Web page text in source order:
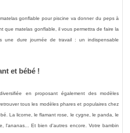
matelas gonflable pour piscine va donner du peps à
quematelas gonflable , il vous permettra de faire la
une dure journée de travail : un indispensable
et bébé !
en proposant également des modèles
tous les modèles phares et populaires chez
. La licorne, le flamant rose, le cygne, le panda, le
l'ananas... Et bien d'autres encore. Votre bambin